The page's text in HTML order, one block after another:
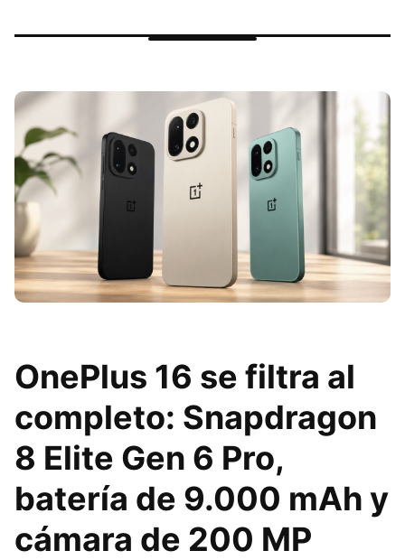
OnePlus 16 se filtra al
completo: Snapdragon
8 Elite Gen 6 Pro,
batería de 9.000 mAh y
cámara de 200 MP